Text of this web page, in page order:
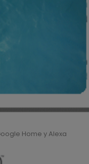
Home y Alexa